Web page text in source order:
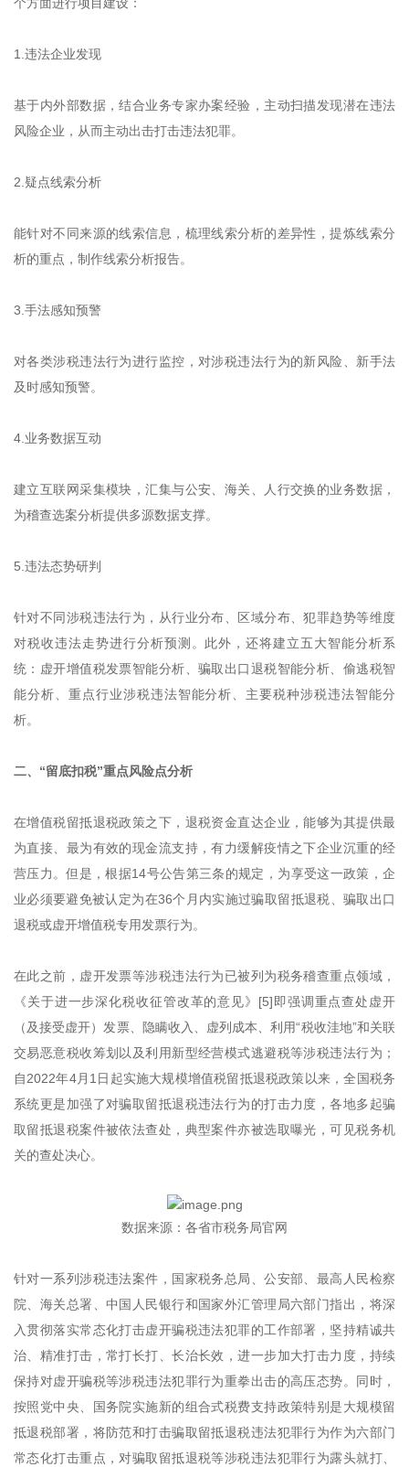
1.违法企业发现
基于内外部数据，结合业务专家办案经验，主动扫描发现潜在违法
风险企业，从而主动出击打击违法犯罪。
2.疑点线索分析
能针对不同来源的线索信息，梳理线索分析的差异性，提炼线索分
析的重点，制作线索分析报告。
3.手法感知预警
对各类涉税违法行为进行监控，对涉税违法行为的新风险、新手法
及时感知预警。
4.业务数据互动
建立互联网采集模块，汇集与公安、海关、人行交换的业务数据，
为稽查选案分析提供多源数据支撑。
5.违法态势研判
针对不同涉税违法行为，从行业分布、区域分布、犯罪趋势等维度
对税收违法走势进行分析预测。此外，还将建立五大智能分析系
统：虚开增值税发票智能分析、骗取出口退税智能分析、偷逃税智
能分析、重点行业涉税违法智能分析、主要税种涉税违法智能分
析。
二、“留底扣税”重点风险点分析
在增值税留抵退税政策之下，退税资金直达企业，能够为其提供最
为直接、最为有效的现金流支持，有力缓解疫情之下企业沉重的经
营压力。但是，根据14号公告第三条的规定，为享受这一政策，企
业必须要避免被认定为在36个月内实施过骗取留抵退税、骗取出口
退税或虚开增值税专用发票行为。
在此之前，虚开发票等涉税违法行为已被列为税务稽查重点领域，
《关于进一步深化税收征管改革的意见》[5]即强调重点查处虚开
（及接受虚开）发票、隐瞒收入、虚列成本、利用“税收洼地”和关联
交易恶意税收筹划以及利用新型经营模式逃避税等涉税违法行为；
自2022年4月1日起实施大规模增值税留抵退税政策以来，全国税务
系统更是加强了对骗取留抵退税违法行为的打击力度，各地多起骗
取留抵退税案件被依法查处，典型案件亦被选取曝光，可见税务机
关的查处决心。
数据来源：各省市税务局官网
针对一系列涉税违法案件，国家税务总局、公安部、最高人民检察
院、海关总署、中国人民银行和国家外汇管理局六部门指出，将深
入贯彻落实常态化打击虚开骗税违法犯罪的工作部署，坚持精诚共
治、精准打击，常打长打、长治长效，进一步加大打击力度，持续
保持对虚开骗税等涉税违法犯罪行为重拳出击的高压态势。同时，
按照党中央、国务院实施新的组合式税费支持政策特别是大规模留
抵退税部署，将防范和打击骗取留抵退税违法犯罪行为作为六部门
常态化打击重点，对骗取留抵退税等涉税违法犯罪行为露头就打、